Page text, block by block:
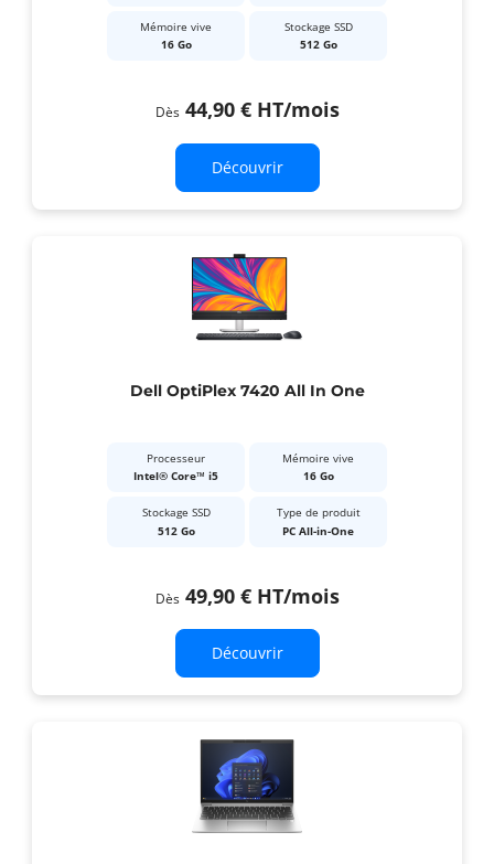
Mémoire vive
16 Go
Stockage SSD
512 Go
Dès 44,90 € HT/mois
Découvrir
Dell OptiPlex 7420 All In One
Processeur
Intel® Core™ i5
Mémoire vive
16 Go
Stockage SSD
512 Go
Type de produit
PC All-in-One
Dès 49,90 € HT/mois
Découvrir